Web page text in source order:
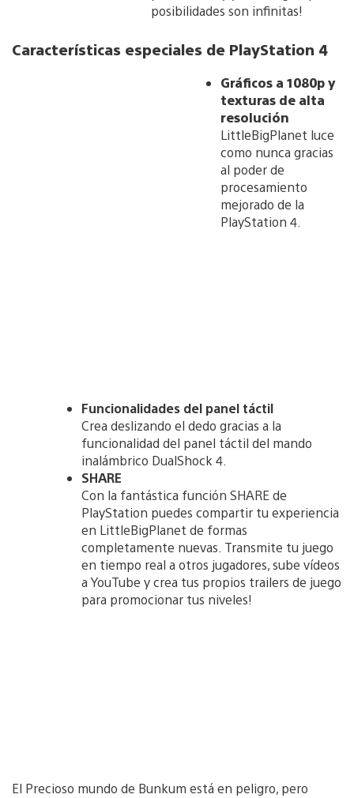
posibilidades son infinitas!
Características especiales de PlayStation 4
Gráficos a 1080p y
texturas de alta
resolución
LittleBigPlanet luce
como nunca gracias
al poder de
procesamiento
mejorado de la
PlayStation 4.
Funcionalidades del panel táctil
Crea deslizando el dedo gracias a la
funcionalidad del panel táctil del mando
inalámbrico DualShock 4.
SHARE
Con la fantástica función SHARE de
PlayStation puedes compartir tu experiencia
en LittleBigPlanet de formas
completamente nuevas. Transmite tu juego
en tiempo real a otros jugadores, sube vídeos
a YouTube y crea tus propios trailers de juego
para promocionar tus niveles!
El Precioso mundo de Bunkum está en peligro, pero